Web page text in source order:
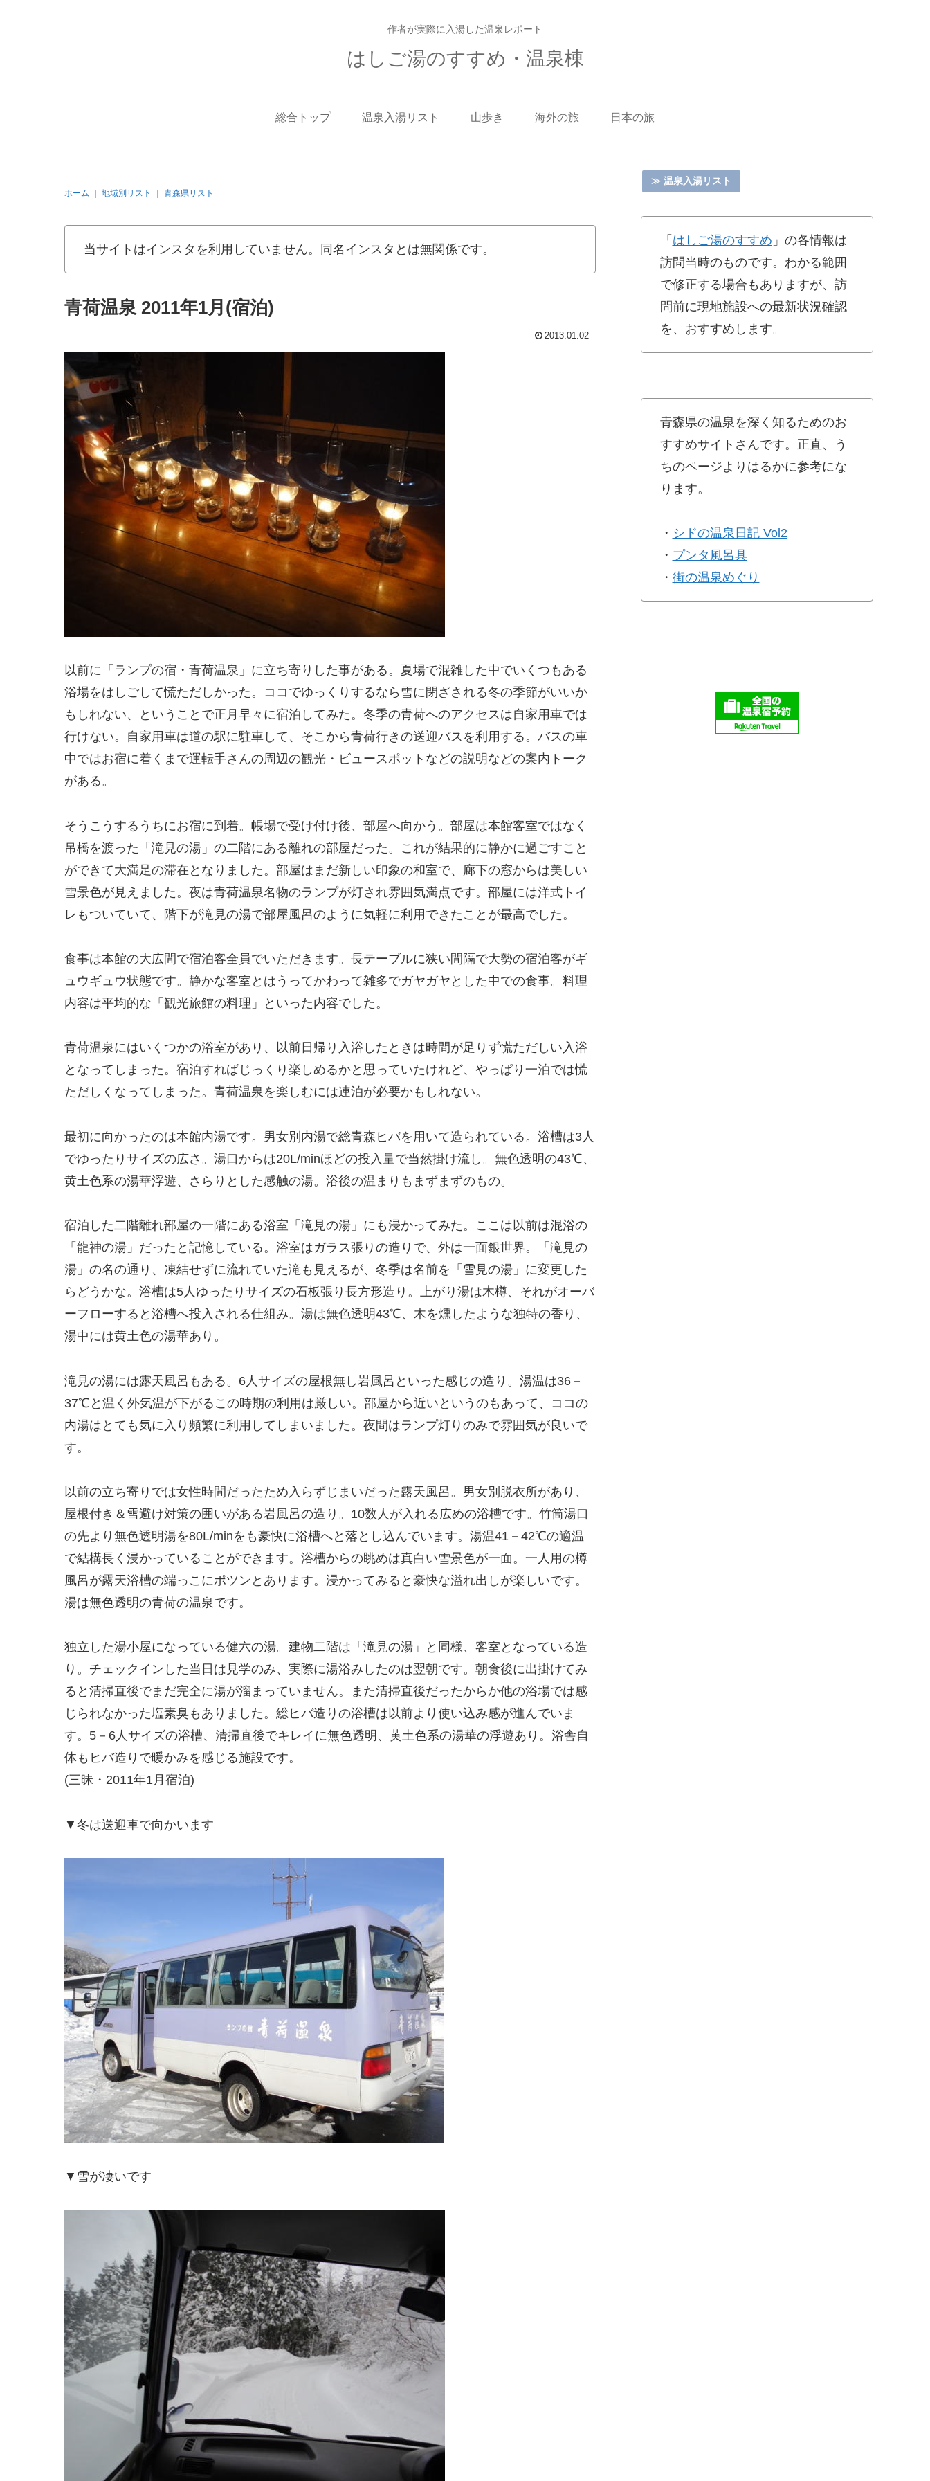
作者が実際に入湯した温泉レポート
はしご湯のすすめ・温泉棟
総合トップ 温泉入湯リスト 山歩き 海外の旅 日本の旅
ホーム 地域別リスト 青森県リスト
当サイトはインスタを利用していません。同名インスタとは無関係です。
青荷温泉 2011年1月(宿泊)
2013.01.02
以前に「ランプの宿・青荷温泉」に立ち寄りした事がある。夏場で混雑した中でいくつもある
浴場をはしごして慌ただしかった。ココでゆっくりするなら雪に閉ざされる冬の季節がいいか
もしれない、ということで正月早々に宿泊してみた。冬季の青荷へのアクセスは自家用車では
行けない。自家用車は道の駅に駐車して、そこから青荷行きの送迎バスを利用する。バスの車
中ではお宿に着くまで運転手さんの周辺の観光・ビュースポットなどの説明などの案内トーク
がある。
そうこうするうちにお宿に到着。帳場で受け付け後、部屋へ向かう。部屋は本館客室ではなく
吊橋を渡った「滝見の湯」の二階にある離れの部屋だった。これが結果的に静かに過ごすこと
ができて大満足の滞在となりました。部屋はまだ新しい印象の和室で、廊下の窓からは美しい
雪景色が見えました。夜は青荷温泉名物のランプが灯され雰囲気満点です。部屋には洋式トイ
レもついていて、階下が滝見の湯で部屋風呂のように気軽に利用できたことが最高でした。
食事は本館の大広間で宿泊客全員でいただきます。長テーブルに狭い間隔で大勢の宿泊客がギ
ュウギュウ状態です。静かな客室とはうってかわって雑多でガヤガヤとした中での食事。料理
内容は平均的な「観光旅館の料理」といった内容でした。
青荷温泉にはいくつかの浴室があり、以前日帰り入浴したときは時間が足りず慌ただしい入浴
となってしまった。宿泊すればじっくり楽しめるかと思っていたけれど、やっぱり一泊では慌
ただしくなってしまった。青荷温泉を楽しむには連泊が必要かもしれない。
最初に向かったのは本館内湯です。男女別内湯で総青森ヒバを用いて造られている。浴槽は3人
でゆったりサイズの広さ。湯口からは20L/minほどの投入量で当然掛け流し。無色透明の43℃、
黄土色系の湯華浮遊、さらりとした感触の湯。浴後の温まりもまずまずのもの。
宿泊した二階離れ部屋の一階にある浴室「滝見の湯」にも浸かってみた。ここは以前は混浴の
「龍神の湯」だったと記憶している。浴室はガラス張りの造りで、外は一面銀世界。「滝見の
湯」の名の通り、凍結せずに流れていた滝も見えるが、冬季は名前を「雪見の湯」に変更した
らどうかな。浴槽は5人ゆったりサイズの石板張り長方形造り。上がり湯は木樽、それがオーバ
ーフローすると浴槽へ投入される仕組み。湯は無色透明43℃、木を燻したような独特の香り、
湯中には黄土色の湯華あり。
滝見の湯には露天風呂もある。6人サイズの屋根無し岩風呂といった感じの造り。湯温は36－
37℃と温く外気温が下がるこの時期の利用は厳しい。部屋から近いというのもあって、ココの
内湯はとても気に入り頻繁に利用してしまいました。夜間はランプ灯りのみで雰囲気が良いで
す。
以前の立ち寄りでは女性時間だったため入らずじまいだった露天風呂。男女別脱衣所があり、
屋根付き＆雪避け対策の囲いがある岩風呂の造り。10数人が入れる広めの浴槽です。竹筒湯口
の先より無色透明湯を80L/minをも豪快に浴槽へと落とし込んでいます。湯温41－42℃の適温
で結構長く浸かっていることができます。浴槽からの眺めは真白い雪景色が一面。一人用の樽
風呂が露天浴槽の端っこにポツンとあります。浸かってみると豪快な溢れ出しが楽しいです。
湯は無色透明の青荷の温泉です。
独立した湯小屋になっている健六の湯。建物二階は「滝見の湯」と同様、客室となっている造
り。チェックインした当日は見学のみ、実際に湯浴みしたのは翌朝です。朝食後に出掛けてみ
ると清掃直後でまだ完全に湯が溜まっていません。また清掃直後だったからか他の浴場では感
じられなかった塩素臭もありました。総ヒバ造りの浴槽は以前より使い込み感が進んでいま
す。5－6人サイズの浴槽、清掃直後でキレイに無色透明、黄土色系の湯華の浮遊あり。浴舎自
体もヒバ造りで暖かみを感じる施設です。
(三昧・2011年1月宿泊)
▼冬は送迎車で向かいます
▼雪が凄いです
≫ 温泉入湯リスト
「 はしご湯のすすめ 」の各情報は
訪問当時のものです。わかる範囲
で修正する場合もありますが、訪
問前に現地施設への最新状況確認
を、おすすめします。
青森県の温泉を深く知るためのお
すすめサイトさんです。正直、う
ちのページよりはるかに参考にな
ります。
・ シドの温泉日記 Vol2
・ プンタ風呂具
・ 街の温泉めぐり